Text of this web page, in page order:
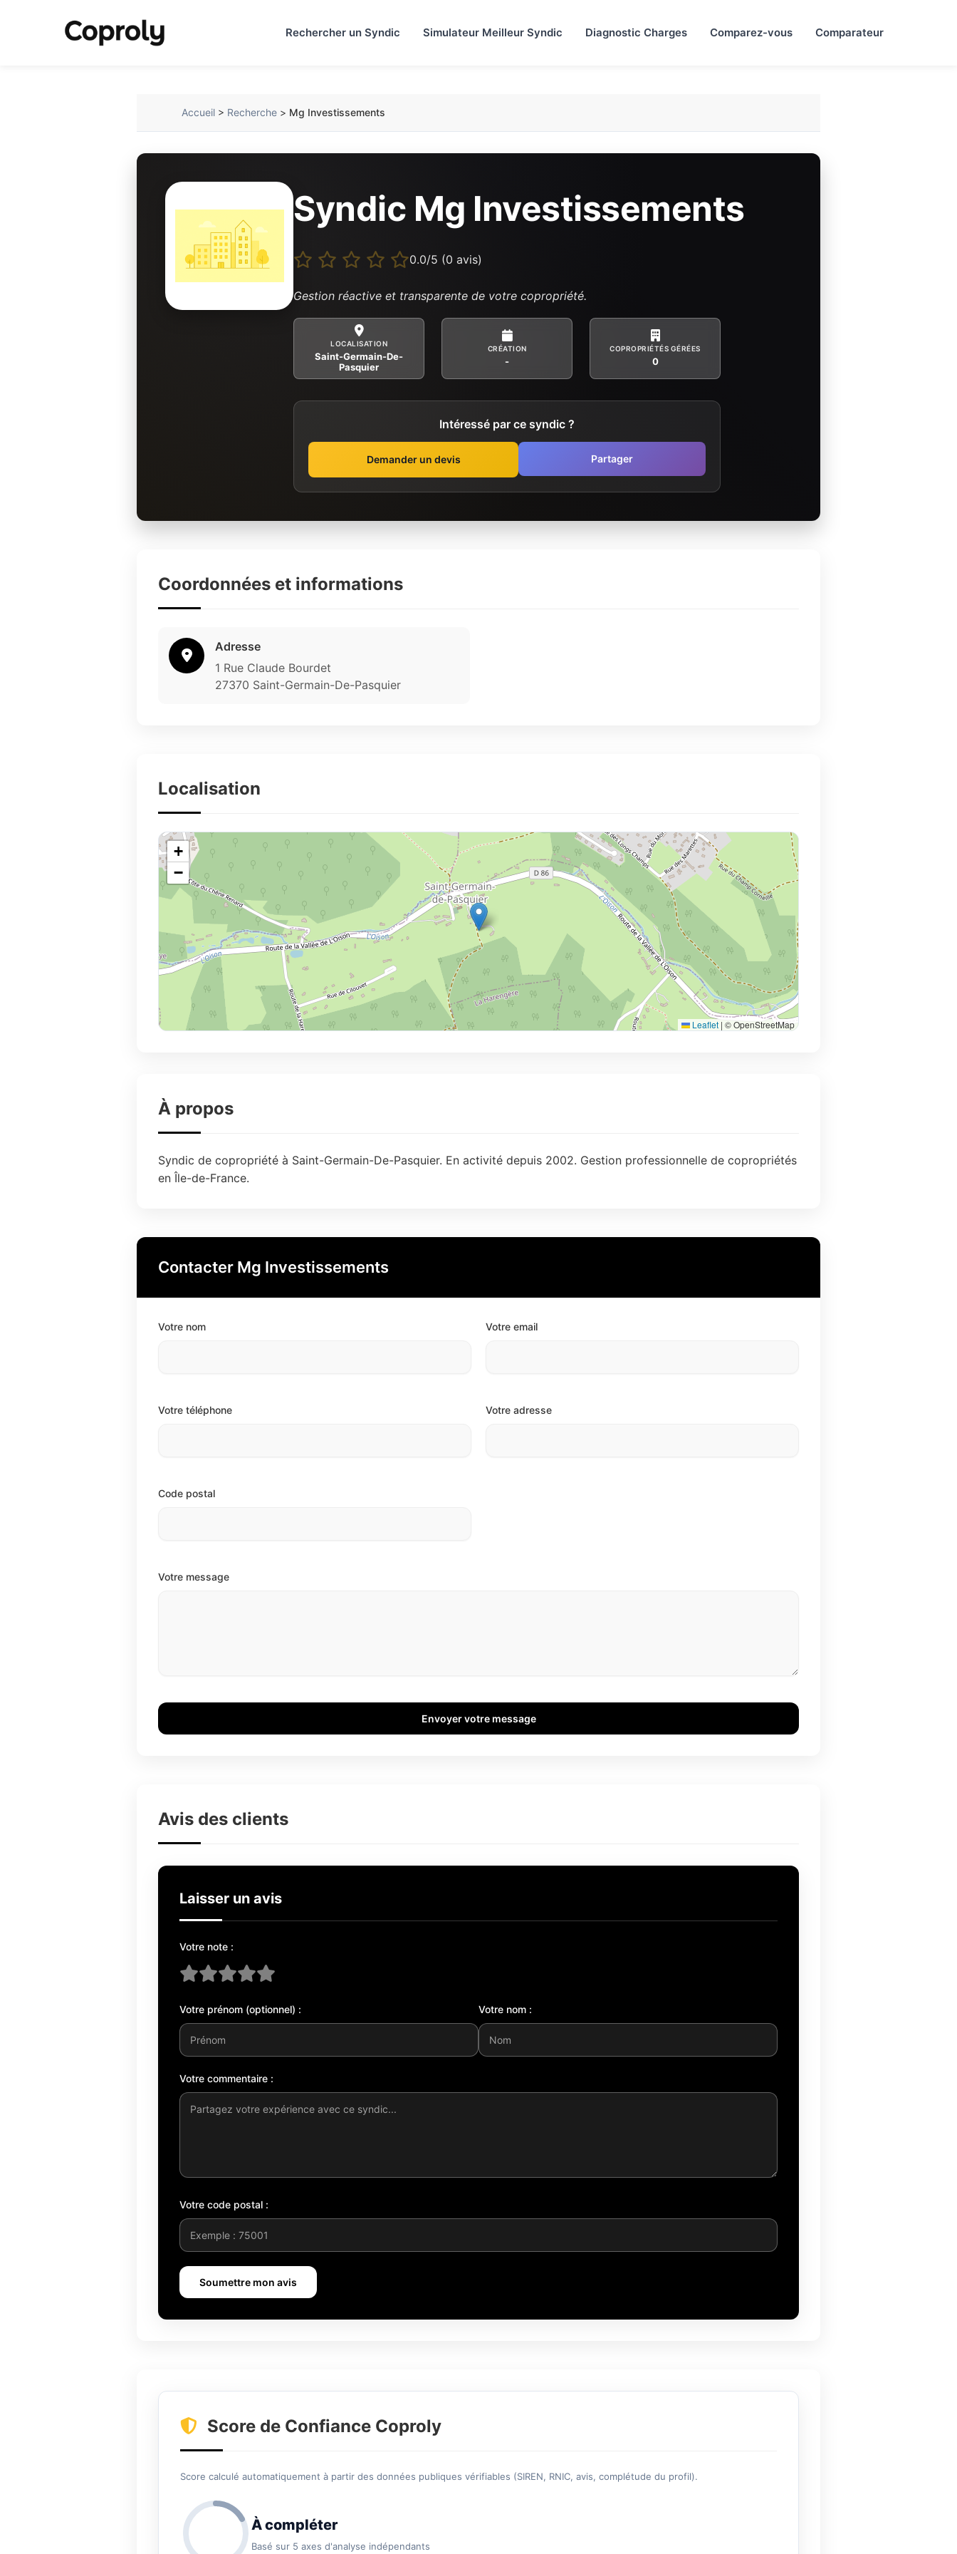
Rechercher un Syndic Simulateur Meilleur Syndic Diagnostic Charges Comparez-vous Comparateur
Accueil > Recherche > Mg Investissements
Syndic Mg Investissements
0.0/5 (0 avis)
Gestion réactive et transparente de votre copropriété.
LOCALISATION
Saint-Germain-De-
Pasquier
CRÉATION
-
COPROPRIÉTÉS GÉRÉES
0
Intéressé par ce syndic ?
Demander un devis Partager
Coordonnées et informations
Adresse
1 Rue Claude Bourdet
27370 Saint-Germain-De-Pasquier
Localisation
+
−
Leaflet | © OpenStreetMap
À propos
Syndic de copropriété à Saint-Germain-De-Pasquier. En activité depuis 2002. Gestion professionnelle de copropriétés
en Île-de-France.
Contacter Mg Investissements
Votre nom Votre email
Votre téléphone Votre adresse
Code postal
Votre message
Envoyer votre message
Avis des clients
Laisser un avis
Votre note :
Votre prénom (optionnel) : Votre nom :
Votre commentaire :
Votre code postal :
Soumettre mon avis
Score de Confiance Coproly
Score calculé automatiquement à partir des données publiques vérifiables (SIREN, RNIC, avis, complétude du profil).
À compléter
Basé sur 5 axes d'analyse indépendants